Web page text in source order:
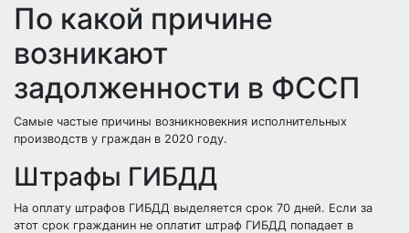
По какой причине
возникают
задолженности в ФССП
Самые частые причины возникновекния исполнительных
производств у граждан в 2020 году.
Штрафы ГИБДД
На оплату штрафов ГИБДД выделяется срок 70 дней. Если за
этот срок гражданин не оплатит штраф ГИБДД попадает в